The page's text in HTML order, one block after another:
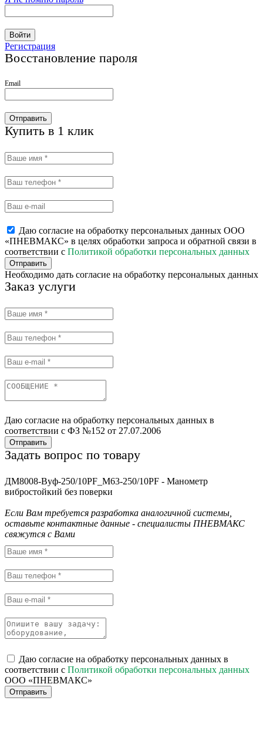
Войти
Регистрация
Восстановление пароля
Email
Отправить
Купить в 1 клик
Даю согласие на обработку персональных данных ООО
«ПНЕВМАКС» в целях обработки запроса и обратной связи в
соответствии с Политикой обработки персональных данных
Отправить
Необходимо дать согласие на обработку персональных данных
Заказ услуги
Даю согласие на обработку персональных данных в
соответствии с ФЗ №152 от 27.07.2006
Отправить
Задать вопрос по товару
ДМ8008-Вуф-250/10PF_M63-250/10PF - Манометр
вибростойкий без поверки
Если Вам требуется разработка аналогичной системы,
оставьте контактные данные - специалисты ПНЕВМАКС
свяжутся с Вами
Даю согласие на обработку персональных данных в
соответствии с Политикой обработки персональных данных
ООО «ПНЕВМАКС»
Отправить